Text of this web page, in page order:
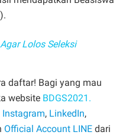
Lolos Seleksi
daftar! Bagi yang mau
website BDGS2021 .
Instagram, LinkedIn,
Official Account LINE dari